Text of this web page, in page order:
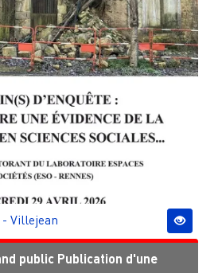
Villejean
public Publication d'une